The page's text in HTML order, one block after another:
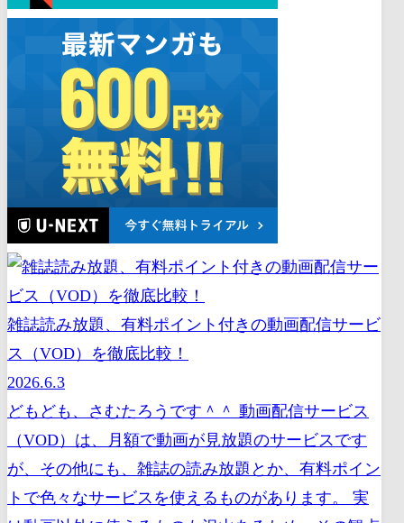
雑誌読み放題、有料ポイント付きの動画配信サービ
ス（VOD）を徹底比較！
2026.6.3
どもども、さむたろうです＾＾ 動画配信サービス
（VOD）は、月額で動画が見放題のサービスです
が、その他にも、雑誌の読み放題とか、有料ポイン
トで色々なサービスを使えるものがあります。 実